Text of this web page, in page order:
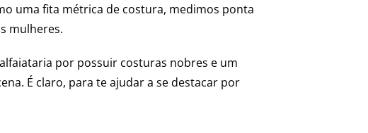
uma fita métrica de costura, medimos ponta
mulheres.
por possuir costuras nobres e um
É claro, para te ajudar a se destacar por